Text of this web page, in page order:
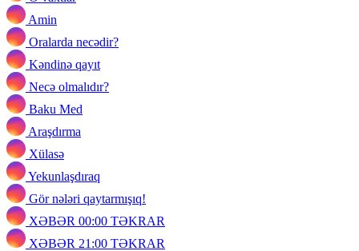
Amin
Oralarda necədir?
Kəndinə qayıt
Necə olmalıdır?
Baku Med
Araşdırma
Xülasə
Yekunlaşdıraq
Gör nələri qaytarmışıq!
XƏBƏR 00:00 TƏKRAR
XƏBƏR 21:00 TƏKRAR